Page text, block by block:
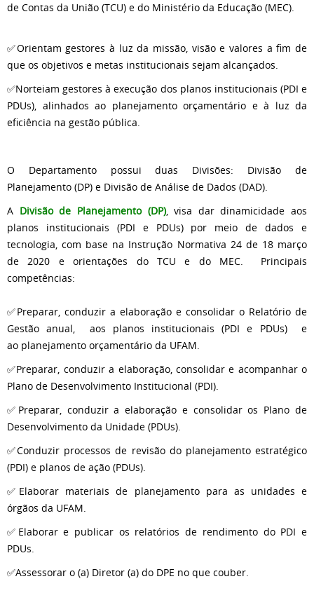
de Contas da União (TCU) e do Ministério da Educação (MEC).
✅Orientam gestores à luz da missão, visão e valores a fim de
que os objetivos e metas institucionais sejam alcançados.
✅Norteiam gestores à execução dos planos institucionais (PDI e
PDUs), alinhados ao planejamento orçamentário e à luz da
eficiência na gestão pública.
O Departamento possui duas Divisões: Divisão de
Planejamento (DP) e Divisão de Análise de Dados (DAD).
A Divisão de Planejamento (DP), visa dar dinamicidade aos
planos institucionais (PDI e PDUs) por meio de dados e
tecnologia, com base na Instrução Normativa 24 de 18 março
de 2020 e orientações do TCU e do MEC. Principais
competências:
✅Preparar, conduzir a elaboração e consolidar o Relatório de
Gestão anual, aos planos institucionais (PDI e PDUs) e
ao planejamento orçamentário da UFAM.
✅Preparar, conduzir a elaboração, consolidar e acompanhar o
Plano de Desenvolvimento Institucional (PDI).
✅Preparar, conduzir a elaboração e consolidar os Plano de
Desenvolvimento da Unidade (PDUs).
✅Conduzir processos de revisão do planejamento estratégico
(PDI) e planos de ação (PDUs).
✅Elaborar materiais de planejamento para as unidades e
órgãos da UFAM.
✅Elaborar e publicar os relatórios de rendimento do PDI e
PDUs.
✅Assessorar o (a) Diretor (a) do DPE no que couber.